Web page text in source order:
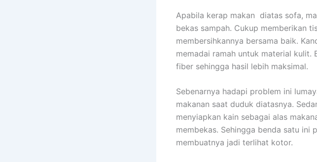
Apabila kerap makan diatas sofa,
bekas sampah. Cukup memberikan
membersihkannya bersama baik.
memadai ramah untuk material kulit.
fiber sehingga hasil lebih maksimal.
Sebenarnya hadapi problem ini
makanan saat duduk diatasnya.
menyiapkan kain sebagai alas
membekas. Sehingga benda satu ini
membuatnya jadi terlihat kotor.